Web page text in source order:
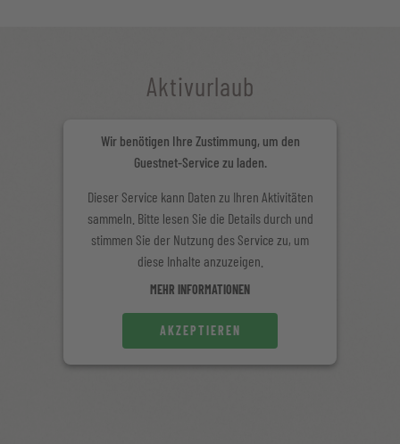
Aktivurlaub
Wir benötigen Ihre Zustimmung, um den
Guestnet-Service zu laden.
Dieser Service kann Daten zu Ihren Aktivitäten
sammeln. Bitte lesen Sie die Details durch und
stimmen Sie der Nutzung des Service zu, um
diese Inhalte anzuzeigen.
MEHR INFORMATIONEN
AKZEPTIEREN